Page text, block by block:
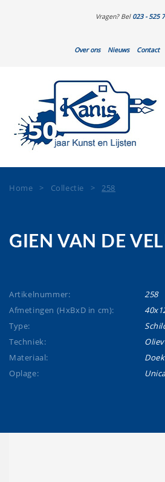
Vragen? Bel 023 - 525
Over ons Nieuws Contact
Home > Collectie >258
GIEN VAN DE
Artikelnummer:
258
Afmetingen (HxBxD in cm):
Type:
Techniek:
Materiaal:
Doek
Oplage: